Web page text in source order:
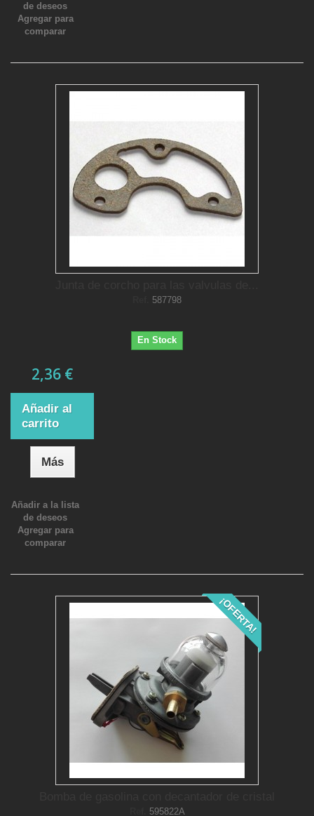
de deseos
Agregar para
comparar
587798
En Stock
2,36 €
Añadir al
carrito
Más
Añadir a la lista
de deseos
Agregar para
comparar
¡OFERTA!
595822A